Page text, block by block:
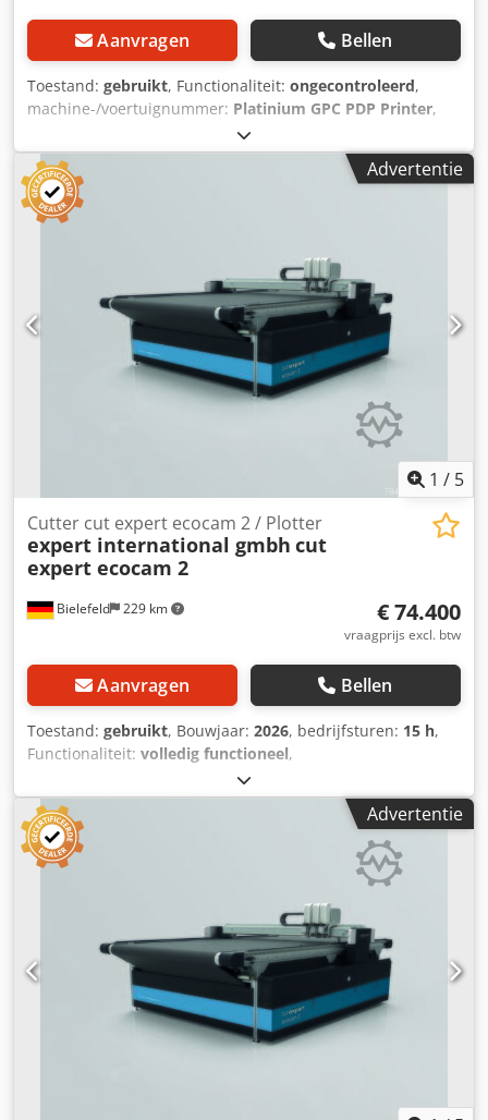
Aanvragen Bellen
Toestand: gebruikt, Functionaliteit: ongecontroleerd,
machine-/voertuignummer: Platinium GPC PDP Printer,
Gebruikte IP Semi Automatische Tampondrukinstallatie /
Tamponprinter IP Printing International Semi Automatic
Pad Printing Machine "Used for Pad Printing of PIA on son-
tubes and on shaped products" Manufacturer: IP Printing
International Belgium Model: Slider 160 GPC+P 290 GPC
Simatic Tough Pannel Inclusief pallet met gereedschap en
extra onderdelen Csdpfx Aew H Naaemyjha
Advertentie
1 / 5
Bielefeld 229 km
Cutter cut expert ecocam 2 / Plotter
expert international gmbh cut
expert ecocam 2
€ 74.400
vraagprijs excl. btw
Aanvragen Bellen
Toestand: gebruikt, Bouwjaar: 2026, bedrijfsturen: 15 h,
Functionaliteit: volledig functioneel,
204065
mm, totale hoogte:3.300 mm, Gebruikte machine CNC-
cutter/plotter Snijvlak in X en Y: 2.500 x 2.100 mm
Multifunctioneel CAM-snijsysteem met CNC-mes-
technologie voor 2D-snijden van leer, textiel, technische
stoffen, schuim en andere vlakke, semi-flexibele of stijve,
niet-metalen materialen. Uitrusting van de gebruikte
machine: • 1 snijbrug en 1 multifunctionele
gereedschapskop De machine wordt geleverd met een
aangedreven rondmes, een elektrisch oscillerend mes en
een freeskop (inclusief afzuiginstallatie) • Multifunctionele
gereedschapskop voor het opnemen van maximaal 3
verwisselbare gereedschappen • Krachtige
Advertentie